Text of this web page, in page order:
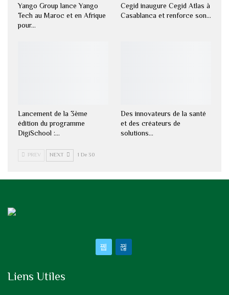
Yango Group lance Yango
Tech au Maroc et en Afrique
pour…
Cegid inaugure Cegid Atlas à
Casablanca et renforce son…
Lancement de la 3ème
édition du programme
DigiSchool :…
Des innovateurs de la santé
et des créateurs de
solutions…
PREV NEXT 1 De 30
Liens Utiles